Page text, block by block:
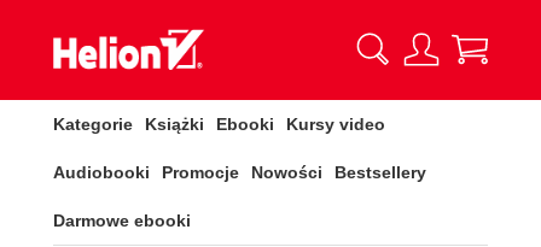
Kategorie Książki Ebooki Kursy video
Audiobooki Promocje Nowości Bestsellery
Darmowe ebooki